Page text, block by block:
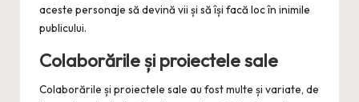
aceste personaje să devină vii și să își facă loc în inimile
publicului.
Colaborările și proiectele sale
Colaborările și proiectele sale au fost multe și variate, de